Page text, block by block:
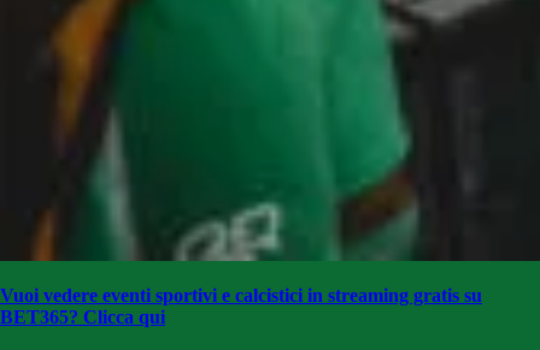
Vuoi vedere eventi sportivi e calcistici in streaming gratis su
BET365? Clicca qui